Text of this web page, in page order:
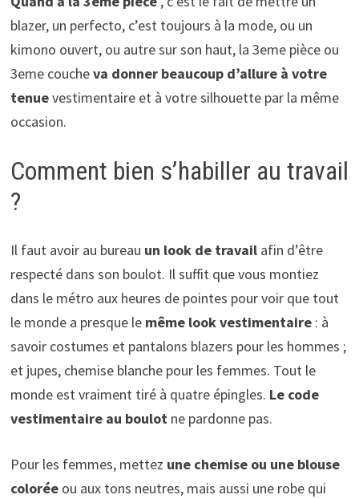
blazer, un perfecto, c’est toujours à la mode, ou un
kimono ouvert, ou autre sur son haut, la 3eme pièce ou
3eme coucheva donner beaucoup d’allure à votre
tenuevestimentaire et à votre silhouette par la même
occasion.
Comment bien s’habiller au travail
?
Il faut avoir au bureau un look de travail afin d’être
respecté dans son boulot. Il suffit que vous montiez
dans le métro aux heures de pointes pour voir que tout
le monde a presque le même look vestimentaire: à
savoir costumes et pantalons blazers pour les hommes ;
et jupes, chemise blanche pour les femmes. Tout le
monde est vraiment tiré à quatre épingles. Le code
vestimentaire au boulot ne pardonne pas.
Pour les femmes, mettez une chemise ou une blouse
coloréeou aux tons neutres, mais aussi une robe qui